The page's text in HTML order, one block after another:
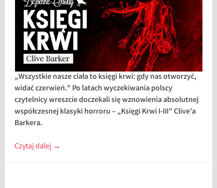
„Wszystkie nasze ciała to księgi krwi: gdy nas otworzyć,
widać czerwień.” Po latach wyczekiwania polscy
czytelnicy wreszcie doczekali się wznowienia absolutnej
współczesnej klasyki horroru – „Księgi Krwi I-III” Clive’a
Barkera.
Czytaj dalej →